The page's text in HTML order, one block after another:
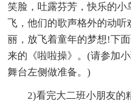
笑脸，吐露芬芳，快乐的
飞，他们的歌声格外的动
丽，放飞着童年的梦想!下
来的《啦啦操》。(请参加
舞台左侧做准备。)
2)看完大二班小朋友的